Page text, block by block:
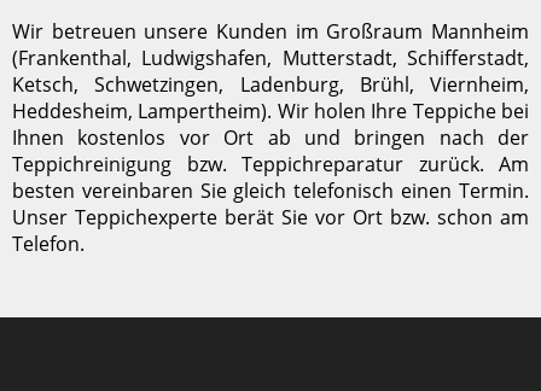
Wir betreuen unsere Kunden im Großraum Mannheim
(Frankenthal, Ludwigshafen, Mutterstadt, Schifferstadt,
Ketsch, Schwetzingen, Ladenburg, Brühl, Viernheim,
Heddesheim, Lampertheim). Wir holen Ihre Teppiche bei
Ihnen kostenlos vor Ort ab und bringen nach der
Teppichreinigung bzw. Teppichreparatur zurück. Am
besten vereinbaren Sie gleich telefonisch einen Termin.
Unser Teppichexperte berät Sie vor Ort bzw. schon am
Telefon.